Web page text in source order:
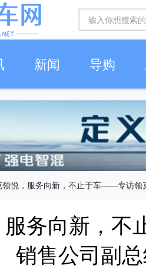
新闻 导购
领悦，服务向新，不止于车——专访领
服务向新，
销售公司副